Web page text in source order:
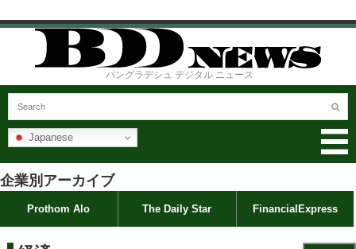
バングラデシュ デジタル ニュース
Japanese
企業別アーカイブ
Prothom Alo The Daily Star FinancialExpress